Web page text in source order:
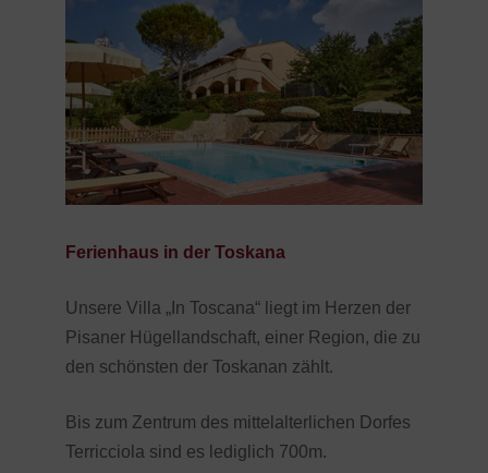
Ferienhaus in der Toskana
Unsere Villa „In Toscana“ liegt im Herzen der
Pisaner Hügellandschaft, einer Region, die zu
den schönsten der Toskanan zählt.
Bis zum Zentrum des mittelalterlichen Dorfes
Terricciola sind es lediglich 700m.